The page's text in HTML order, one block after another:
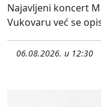
Najavljeni koncert
Vukovaru već se
06.08.2026. u 12:30